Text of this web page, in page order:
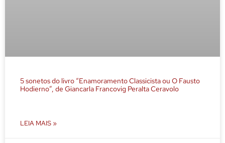
5 sonetos do livro “Enamoramento Classicista ou O Fausto
Hodierno”, de Giancarla Francovig Peralta Ceravolo
LEIA MAIS »